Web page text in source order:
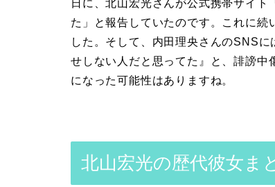
日に、北山宏光さんが公式携帯サイ
た」と報告していたのです。これに続
した。そして、内田理央さんのSNS
せしない人だと思ってた』と、誹謗中
になった可能性はありますね。
北山宏光の歴代彼女ま